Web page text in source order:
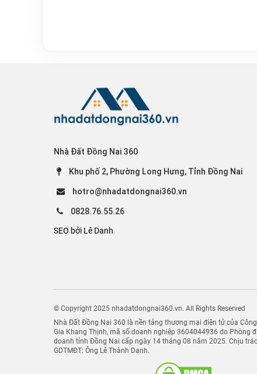
Nhà Đất Đồng Nai 360
Khu phố 2, Phường Long Hưng, Tỉnh Đồng Nai
hotro@nhadatdongnai360.vn
0828.76.55.26
SEO bởi Lê Danh
© Copyright 2025 nhadatdongnai360.vn. All Rights Reserved
Nhà Đất Đồng Nai 360 là nền tảng thương mại điện tử của
Gia Khang Thịnh, mã số doanh nghiệp 3604044936 do Phòng
doanh tỉnh Đồng Nai cấp ngày 14 tháng 08 năm 2025. Chịu
GDTMĐT: Ông Lê Thành Danh.